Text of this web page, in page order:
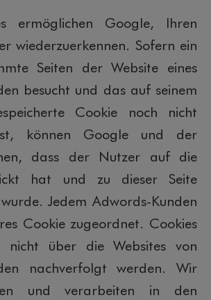
ermöglichen Google, Ihren
wiederzuerkennen. Sofern ein
Seiten der Website eines
besucht und das auf seinem
Cookie noch nicht
können Google und der
dass der Nutzer auf die
hat und zu dieser Seite
Jedem Adwords-Kunden
Cookie zugeordnet. Cookies
nicht über die Websites von
nachverfolgt werden. Wir
und verarbeiten in den